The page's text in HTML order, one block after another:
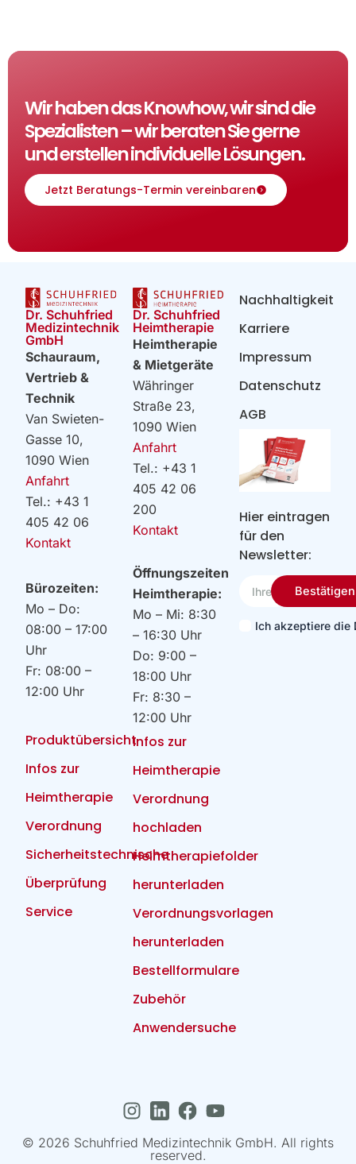
Wir haben das Knowhow, wir sind die
Spezialisten – wir beraten Sie gerne
und erstellen individuelle Lösungen.
Jetzt Beratungs-Termin vereinbaren
Dr. Schuhfried
Medizintechnik
GmbH
Schauraum,
Vertrieb &
Technik
Van Swieten-
Gasse 10,
1090 Wien
Anfahrt
Tel.: +43 1
405 42 06
Kontakt
Bürozeiten:
Mo – Do:
08:00 – 17:00
Uhr
Fr: 08:00 –
12:00 Uhr
Produktübersicht
Infos zur
Heimtherapie
Verordnung
Sicherheitstechnische
Überprüfung
Service
Dr. Schuhfried
Heimtherapie
Heimtherapie
& Mietgeräte
Währinger
Straße 23,
1090 Wien
Anfahrt
Tel.: +43 1
405 42 06
200
Kontakt
Öffnungszeiten
Heimtherapie:
Mo – Mi: 8:30
– 16:30 Uhr
Do: 9:00 –
18:00 Uhr
Fr: 8:30 –
12:00 Uhr
Infos zur
Heimtherapie
Verordnung
hochladen
Heimtherapiefolder
herunterladen
Verordnungsvorlagen
herunterladen
Bestellformulare
Zubehör
Anwendersuche
Hier eintragen
für den
Newsletter:
Email
Ich akzeptiere die
Bestätigen
Nachhaltigkeit
Karriere
Impressum
Datenschutz
AGB
© 2026 Schuhfried Medizintechnik GmbH. All rights
reserved.